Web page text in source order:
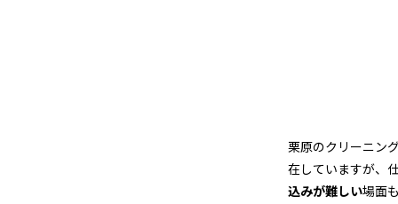
栗原のクリーニング
在していますが、
込みが難しい場面